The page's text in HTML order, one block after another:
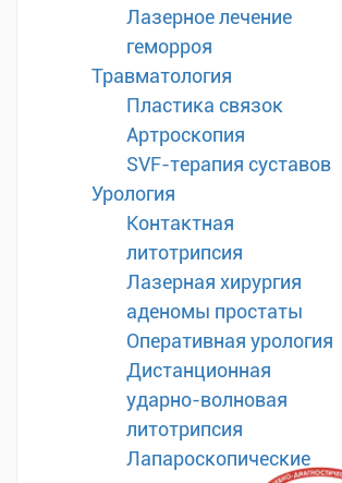
Лазерное лечение
геморроя
Травматология
Пластика связок
Артроскопия
SVF-терапия суставов
Урология
Контактная
литотрипсия
Лазерная хирургия
аденомы простаты
Оперативная урология
Дистанционная
ударно-волновая
литотрипсия
Лапароскопические